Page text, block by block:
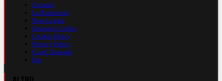
Contatti
La Redazione
Nota Legale
Gestione Cookie
Cookie Policy
Privacy Policy
Cond. Generali
Faq